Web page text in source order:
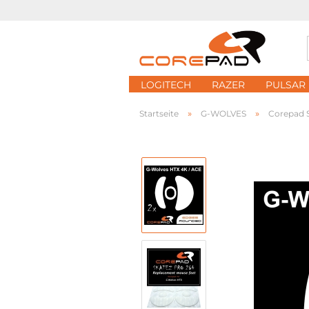
LOGITECH RAZER PULSAR
Startseite » G-WOLVES » Corepad